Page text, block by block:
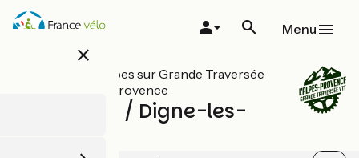
Aller
au
close
Menu
Toutes les étapes sur Grande Traversée
VTT L'Alpes-Provence
Verdaches / Digne-les-